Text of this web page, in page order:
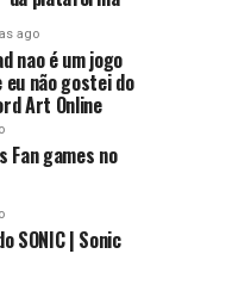
ago
nao é um jogo
não gostei do
Art Online
Fan games no
SONIC | Sonic